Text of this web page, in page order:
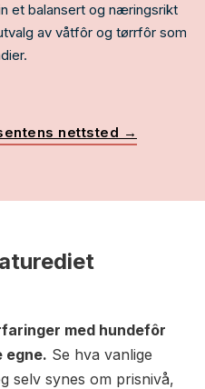
et balansert og næringsrikt
av våtfôr og tørrfôr som
nettsted →
med hundefôr
egne. Se hva vanlige
selv synes om prisnivå,